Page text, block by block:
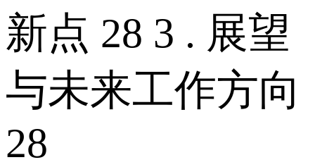
新点 28 3 . 展望
与未来工作方向
28